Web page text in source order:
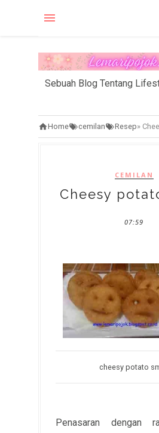
Sebuah Blog Tentang
Home cemilan Resep»
CEMILAN
Cheesy
07:59
cheesy potato
Penasaran dengan